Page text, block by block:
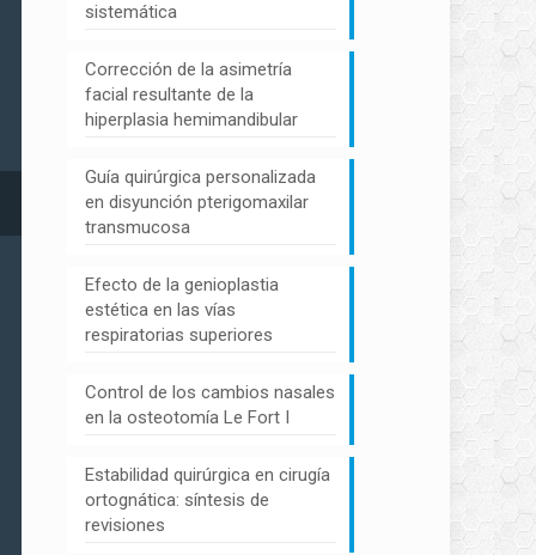
sistemática
Corrección de la asimetría
facial resultante de la
hiperplasia hemimandibular
Guía quirúrgica personalizada
en disyunción pterigomaxilar
transmucosa
Efecto de la genioplastia
estética en las vías
respiratorias superiores
Control de los cambios nasales
en la osteotomía Le Fort I
Estabilidad quirúrgica en cirugía
ortognática: síntesis de
revisiones